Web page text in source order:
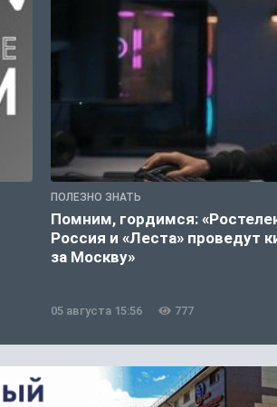
ПОЛЕЗНО ЗНАТЬ
Помним, гордимся:
Россия и «Леста» проведут
за Москву»
05 августа 15:56 777